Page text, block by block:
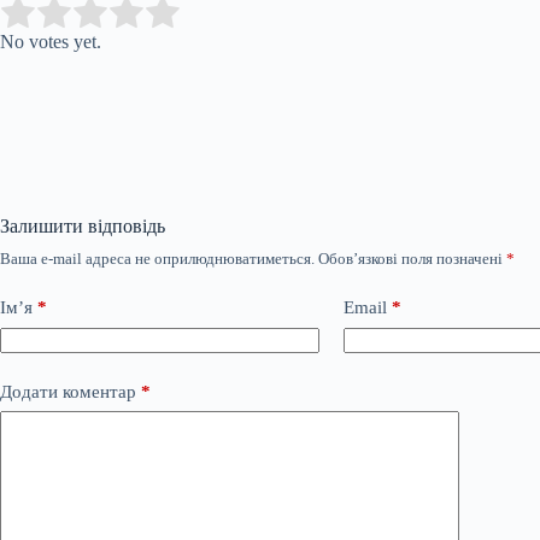
Rate this item:
No votes yet.
Залишити відповідь
Ваша e-mail адреса не оприлюднюватиметься. Обов’язкові поля позначені *
Ім’я * Email *
Додати коментар *